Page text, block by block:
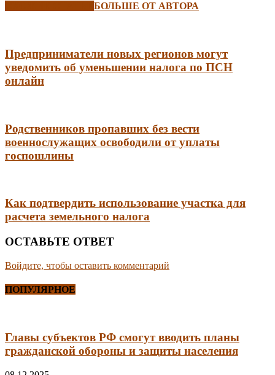
БОЛЬШЕ ОТ АВТОРА
Предприниматели новых регионов могут
уведомить об уменьшении налога по ПСН
онлайн
Родственников пропавших без вести
военнослужащих освободили от уплаты
госпошлины
Как подтвердить использование участка для
расчета земельного налога
ОСТАВЬТЕ ОТВЕТ
Войдите, чтобы оставить комментарий
ПОПУЛЯРНОЕ
Главы субъектов РФ смогут вводить планы
гражданской обороны и защиты населения